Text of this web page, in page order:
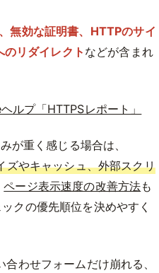
無効な証明書、HTTPのサイ
リダイレクト などが含まれ
ルプ「HTTPSレポート」
が重く感じる場合は、
ズやキャッシュ、外部スクリ
ページ表示速度の改善方法も
クの優先順位を決めやすく
わせフォームだけ崩れる、